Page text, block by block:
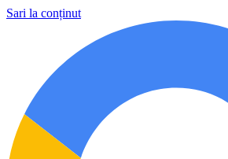
Sari la conținut